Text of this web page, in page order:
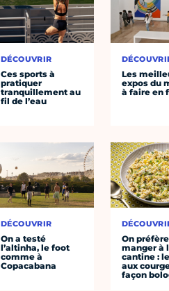
DÉCOUVRIR
Ces sports à
pratiquer
tranquillement au
fil de l’eau
DÉCOUVRIR
On a testé
l’altinha, le foot
comme à
Copacabana
Les
expos du
à faire en
On préfère
manger à
cantine :
aux
façon